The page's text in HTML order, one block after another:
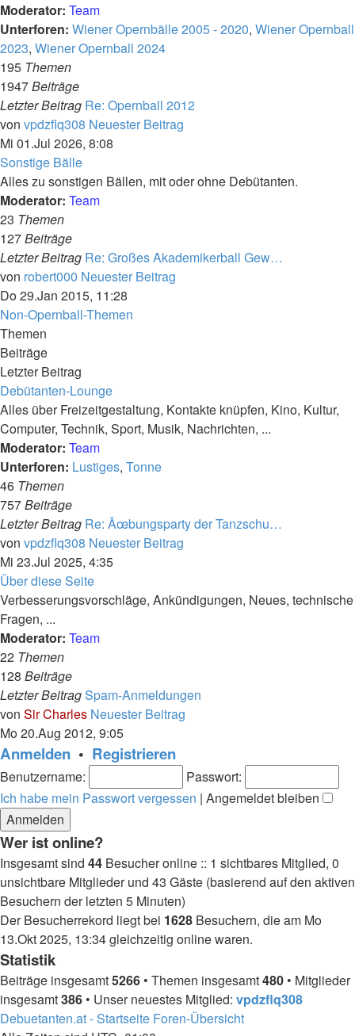
Moderator: Team
Unterforen: Wiener Opernbälle 2005 - 2020, Wiener Opernball
2023, Wiener Opernball 2024
195 Themen
1947Beiträge
Letzter Beitrag Re: Opernball 2012
von vpdzflq308 Neuester Beitrag
Mi 01.Jul 2026, 8:08
Sonstige Bälle
Alles zu sonstigen Bällen, mit oder ohne Debütanten.
Moderator: Team
23 Themen
127Beiträge
Letzter Beitrag Re: Großes Akademikerball Gew…
von robert000 Neuester Beitrag
Do 29.Jan 2015, 11:28
Non-Opernball-Themen
Themen
Beiträge
Letzter Beitrag
Debütanten-Lounge
Alles über Freizeitgestaltung, Kontakte knüpfen, Kino, Kultur,
Computer, Technik, Sport, Musik, Nachrichten, ...
Moderator: Team
Unterforen: Lustiges, Tonne
46 Themen
757Beiträge
Letzter Beitrag Re: Ãœbungsparty der Tanzschu…
von vpdzflq308 Neuester Beitrag
Mi 23.Jul 2025, 4:35
Über diese Seite
Verbesserungsvorschläge, Ankündigungen, Neues, technische
Fragen, ...
Moderator: Team
22 Themen
128 Beiträge
Letzter BeitragSpam-Anmeldungen
von Sir Charles Neuester Beitrag
Mo 20.Aug 2012, 9:05
Anmelden • Registrieren
Benutzername:
Passwort:
Ich habe mein Passwort vergessen | Angemeldet bleiben
Wer ist online?
Insgesamt sind 44 Besucher online :: 1 sichtbares Mitglied, 0
unsichtbare Mitglieder und 43 Gäste (basierend auf den aktiven
Besuchern der letzten 5 Minuten)
Der Besucherrekord liegt bei 1628 Besuchern, die am Mo
13.Okt 2025, 13:34 gleichzeitig online waren.
Statistik
Beiträge insgesamt5266 • Themen insgesamt480 • Mitglieder
insgesamt386 • Unser neuestes Mitglied: vpdzflq308
Debuetanten.at - Startseite Foren-Übersicht